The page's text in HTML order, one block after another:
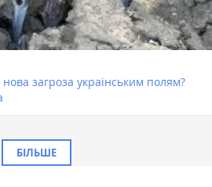
нова загроза українським полям?
БІЛЬШЕ